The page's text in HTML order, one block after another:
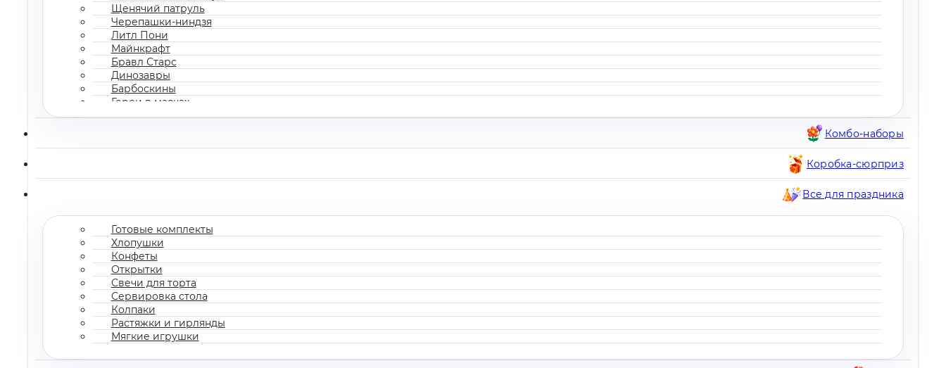
Щенячий патруль
Черепашки-ниндзя
Литл Пони
Майнкрафт
Бравл Старс
Динозавры
Барбоскины
Герои в масках
Все мультгерои
Комбо-наборы
Коробка-сюрприз
Все для праздника
Готовые комплекты
Хлопушки
Конфеты
Открытки
Свечи для торта
Сервировка стола
Колпаки
Растяжки и гирлянды
Мягкие игрушки